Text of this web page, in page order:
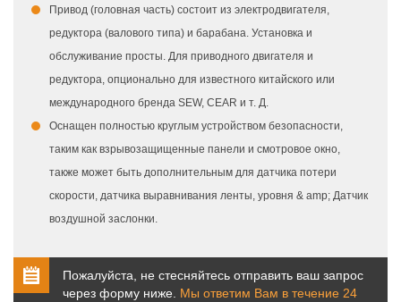
Привод (головная часть) состоит из электродвигателя,
редуктора (валового типа) и барабана. Установка и
обслуживание просты. Для приводного двигателя и
редуктора, опционально для известного китайского или
международного бренда SEW, CEAR и т. Д.
Оснащен полностью круглым устройством безопасности,
таким как взрывозащищенные панели и смотровое окно,
также может быть дополнительным для датчика потери
скорости, датчика выравнивания ленты, уровня & amp; Датчик
воздушной заслонки.
Пожалуйста, не стесняйтесь отправить ваш запрос
через форму ниже. Мы ответим Вам в течение 24